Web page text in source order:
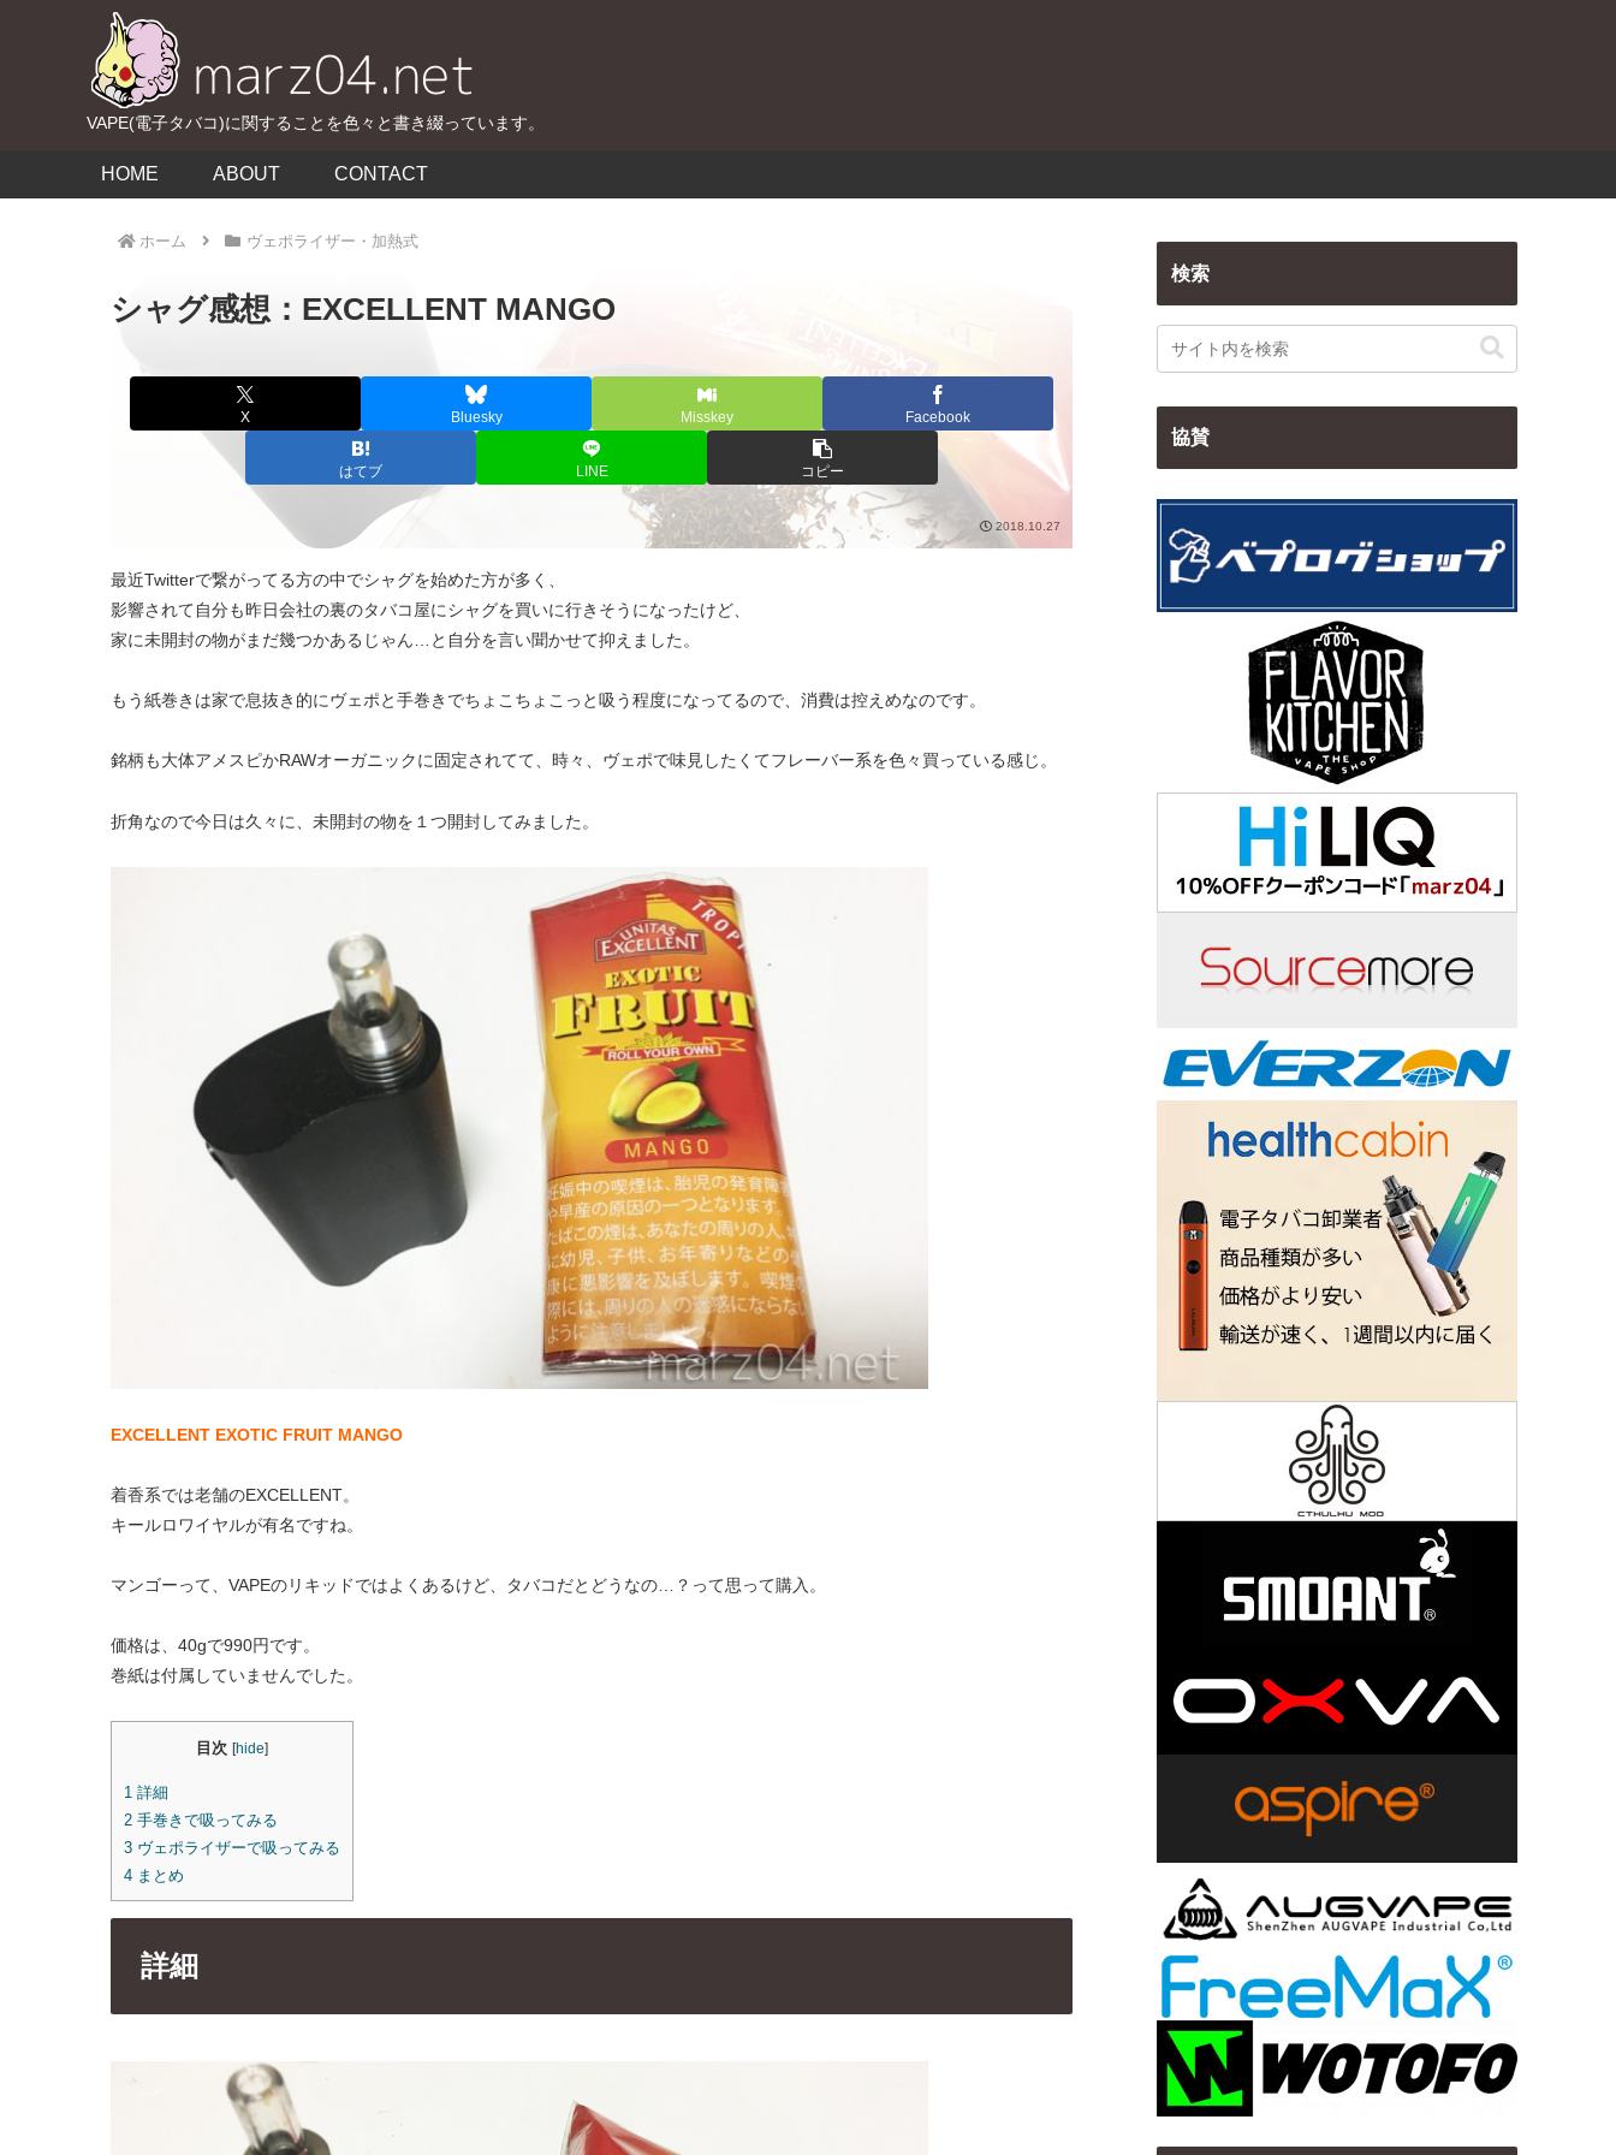
VAPE(電子タバコ)に関することを色々と書き綴っています。
HOME ABOUT CONTACT
ホーム ヴェポライザー・加熱式
シャグ感想：EXCELLENT MANGO
X Bluesky Misskey Facebook
はてブ LINE コピー
2018.10.27
最近Twitterで繋がってる方の中でシャグを始めた方が多く、
影響されて自分も昨日会社の裏のタバコ屋にシャグを買いに行きそうになったけど、
家に未開封の物がまだ幾つかあるじゃん…と自分を言い聞かせて抑えました。
もう紙巻きは家で息抜き的にヴェポと手巻きでちょこちょこっと吸う程度になってるので、消費は控えめなのです。
銘柄も大体アメスピかRAWオーガニックに固定されてて、時々、ヴェポで味見したくてフレーバー系を色々買っている感じ。
折角なので今日は久々に、未開封の物を１つ開封してみました。
EXCELLENT EXOTIC FRUIT MANGO
着香系では老舗のEXCELLENT。
キールロワイヤルが有名ですね。
マンゴーって、VAPEのリキッドではよくあるけど、タバコだとどうなの…？って思って購入。
価格は、40gで990円です。
巻紙は付属していませんでした。
目次 [hide]
1 詳細
2 手巻きで吸ってみる
3 ヴェポライザーで吸ってみる
4 まとめ
詳細
検索
協賛